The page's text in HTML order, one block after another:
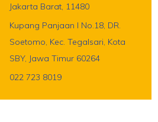
Jakarta Barat, 11480
Kupang Panjaan I No.18, DR.
Soetomo, Kec. Tegalsari, Kota
SBY, Jawa Timur 60264
022 723 8019